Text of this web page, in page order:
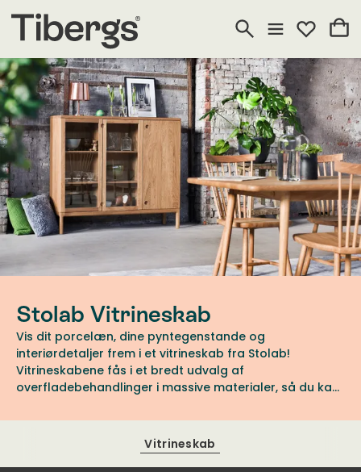
Stolab Vitrineskab
Vis dit porcelæn, dine pyntegenstande og
interiørdetaljer frem i et vitrineskab fra Stolab!
Vitrineskabene fås i et bredt udvalg af
overfladebehandlinger i massive materialer, så du kan
Vitrineskab